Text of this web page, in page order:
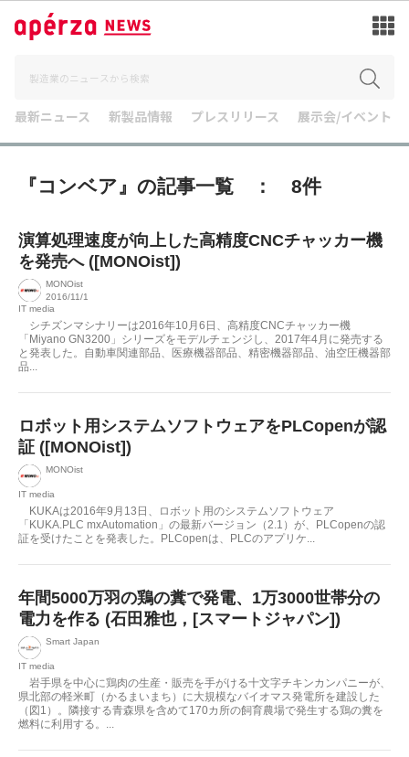
最新ニュース 新製品情報 プレスリリース 展示会/イベント
『コンベア』の記事一覧 ： 8件
演算処理速度が向上した高精度CNCチャッカー機
を発売へ ([MONOist])
MONOist
2016/11/1
IT media
シチズンマシナリーは2016年10月6日、高精度CNCチャッカー機
「Miyano GN3200」シリーズをモデルチェンジし、2017年4月に発売する
と発表した。自動車関連部品、医療機器部品、精密機器部品、油空圧機器部
品...
ロボット用システムソフトウェアをPLCopenが認
証 ([MONOist])
MONOist
IT media
KUKAは2016年9月13日、ロボット用のシステムソフトウェア
「KUKA.PLC mxAutomation」の最新バージョン（2.1）が、PLCopenの認
証を受けたことを発表した。PLCopenは、PLCのアプリケ...
年間5000万羽の鶏の糞で発電、1万3000世帯分の
電力を作る (石田雅也，[スマートジャパン])
Smart Japan
IT media
岩手県を中心に鶏肉の生産・販売を手がける十文字チキンカンパニーが、
県北部の軽米町（かるまいまち）に大規模なバイオマス発電所を建設した
（図1）。隣接する青森県を含めて170カ所の飼育農場で発生する鶏の糞を
燃料に利用する。...